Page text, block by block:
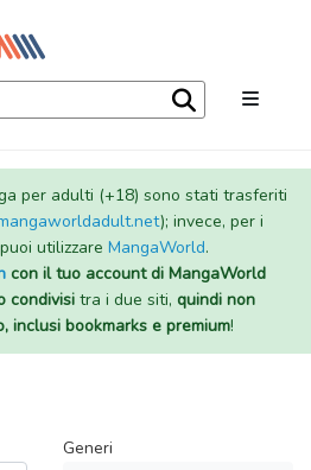
per adulti (+18) sono stati trasferiti
); invece, per i
utilizzare MangaWorld.
con il tuo account di MangaWorld
condivisi tra i due siti, quindi non
inclusi bookmarks e premium!
Generi